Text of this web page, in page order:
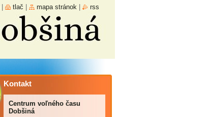
Kontakt
Centrum voľného času
Dobšiná
tlač mapa stránok rss